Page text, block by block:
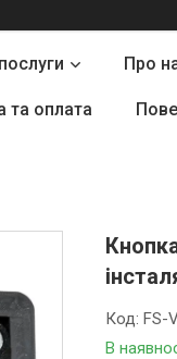
Про
та оплата
В
Код:FS-